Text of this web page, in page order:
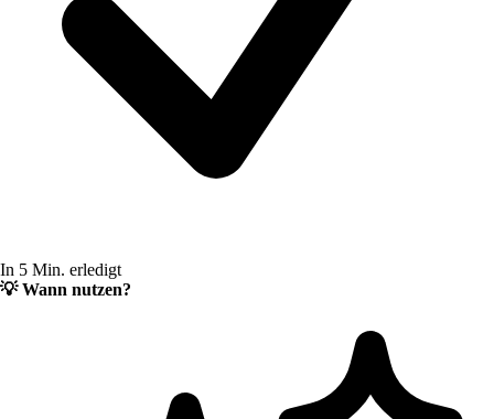
In 5 Min. erledigt
💡Wann nutzen?